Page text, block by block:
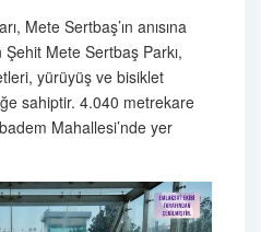
Mete Sertbaş’ın anısına
Şehit Mete Sertbaş Parkı,
yürüyüş ve bisiklet
sahiptir. 4.040 metrekare
Mahallesi’nde yer